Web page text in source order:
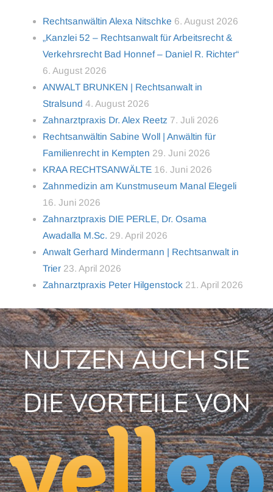
Rechtsanwältin Alexa Nitschke 6. August 2026
„Kanzlei 52 – Rechtsanwalt für Arbeitsrecht &
Verkehrsrecht Bad Honnef – Daniel R. Richter“
6. August 2026
ANWALT BRUNKEN | Rechtsanwalt in
Stralsund 4. August 2026
Zahnarztpraxis Dr. Alex Reetz 7. Juli 2026
Rechtsanwältin Sabine Woll | Anwältin für
Familienrecht in Kempten 29. Juni 2026
KRAA RECHTSANWÄLTE 16. Juni 2026
Zahnmedizin am Kunstmuseum Manal Elegeli
16. Juni 2026
Zahnarztpraxis DIE PERLE, Dr. Osama
Awadalla M.Sc. 29. April 2026
Anwalt Gerhard Mindermann | Rechtsanwalt in
Trier 23. April 2026
Zahnarztpraxis Peter Hilgenstock 21. April 2026
NUTZEN AUCH SIE
DIE VORTEILE VON